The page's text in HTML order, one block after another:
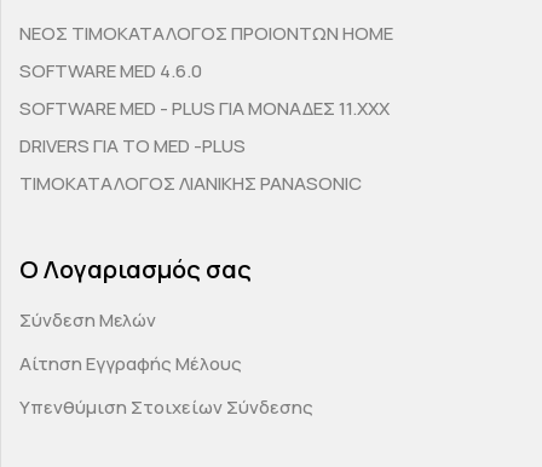
ΝΕΟΣ ΤΙΜΟΚΑΤΑΛΟΓΟΣ ΠΡΟΙΟΝΤΩΝ HOME
SOFTWARE MED 4.6.0
SOFTWARE MED - PLUS ΓΙΑ ΜΟΝΑΔΕΣ 11.ΧΧΧ
DRIVERS ΓΙΑ ΤΟ MED -PLUS
ΤΙΜΟΚΑΤΑΛΟΓΟΣ ΛΙΑΝΙΚΗΣ PANASONIC
Ο Λογαριασμός σας
Σύνδεση Μελών
Αίτηση Εγγραφής Μέλους
Υπενθύμιση Στοιχείων Σύνδεσης